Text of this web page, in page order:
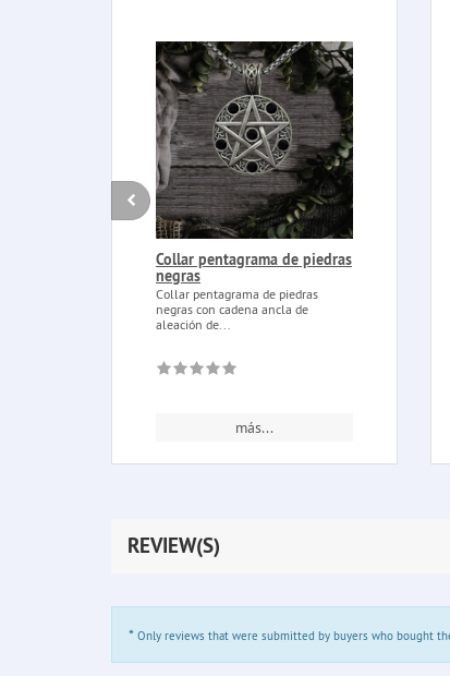
Collar pentagrama de piedras
negras
Collar pentagrama de piedras
negras con cadena ancla de
aleación de...
más...
REVIEW(S)
* Only reviews that were submitted by buyers who bought